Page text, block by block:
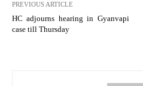
PREVIOUS ARTICLE
HC adjourns hearing in Gyanvapi
case till Thursday